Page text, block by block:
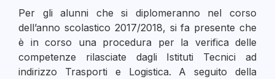
Per gli alunni che si diplomeranno nel corso
dell’anno scolastico 2017/2018, si fa presente che
è in corso una procedura per la verifica delle
competenze rilasciate dagli Istituti Tecnici ad
indirizzo Trasporti e Logistica. A seguito della